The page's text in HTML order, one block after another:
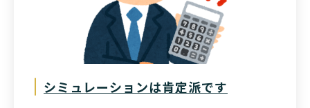
シミュレーションは肯定派です